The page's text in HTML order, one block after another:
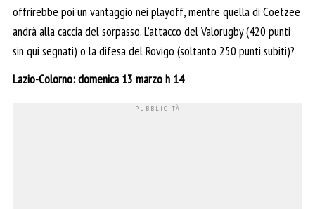
offrirebbe poi un vantaggio nei playoff, mentre quella di Coetzee
andrà alla caccia del sorpasso. L’attacco del Valorugby (420 punti
sin qui segnati) o la difesa del Rovigo (soltanto 250 punti subiti)?
Lazio-Colorno: domenica 13 marzo h 14